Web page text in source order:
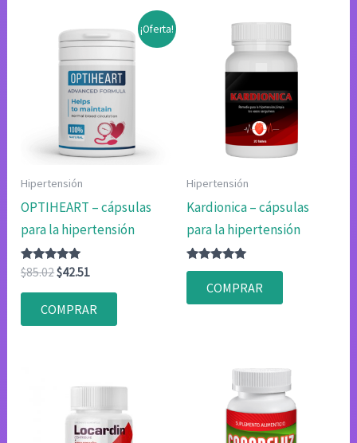
¡Oferta!
Hipertensión
OPTIHEART – cápsulas
para la hipertensión
Valorado
con
4.83
de 5
$85.02El
original
era:
$42.51El
actual
es:
COMPRAR
Hipertensión
Kardionica – cápsulas
para la hipertensión
Valorado
4.80
de 5
COMPRAR